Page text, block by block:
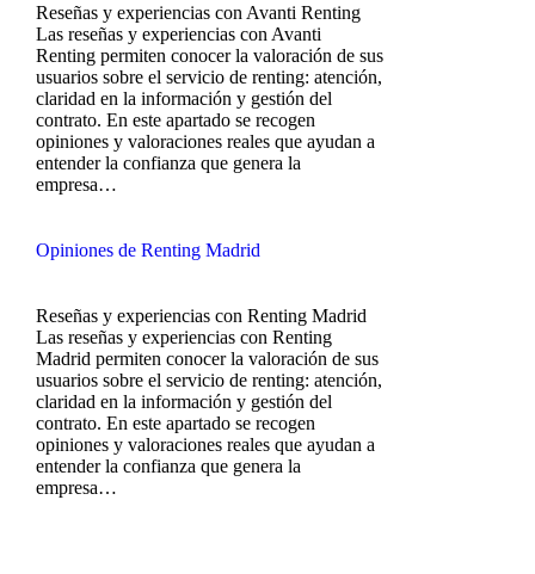
Reseñas y experiencias con Avanti Renting
Las reseñas y experiencias con Avanti
Renting permiten conocer la valoración de sus
usuarios sobre el servicio de renting: atención,
claridad en la información y gestión del
contrato. En este apartado se recogen
opiniones y valoraciones reales que ayudan a
entender la confianza que genera la
empresa…
Opiniones de Renting Madrid
Reseñas y experiencias con Renting Madrid
Las reseñas y experiencias con Renting
Madrid permiten conocer la valoración de sus
usuarios sobre el servicio de renting: atención,
claridad en la información y gestión del
contrato. En este apartado se recogen
opiniones y valoraciones reales que ayudan a
entender la confianza que genera la
empresa…